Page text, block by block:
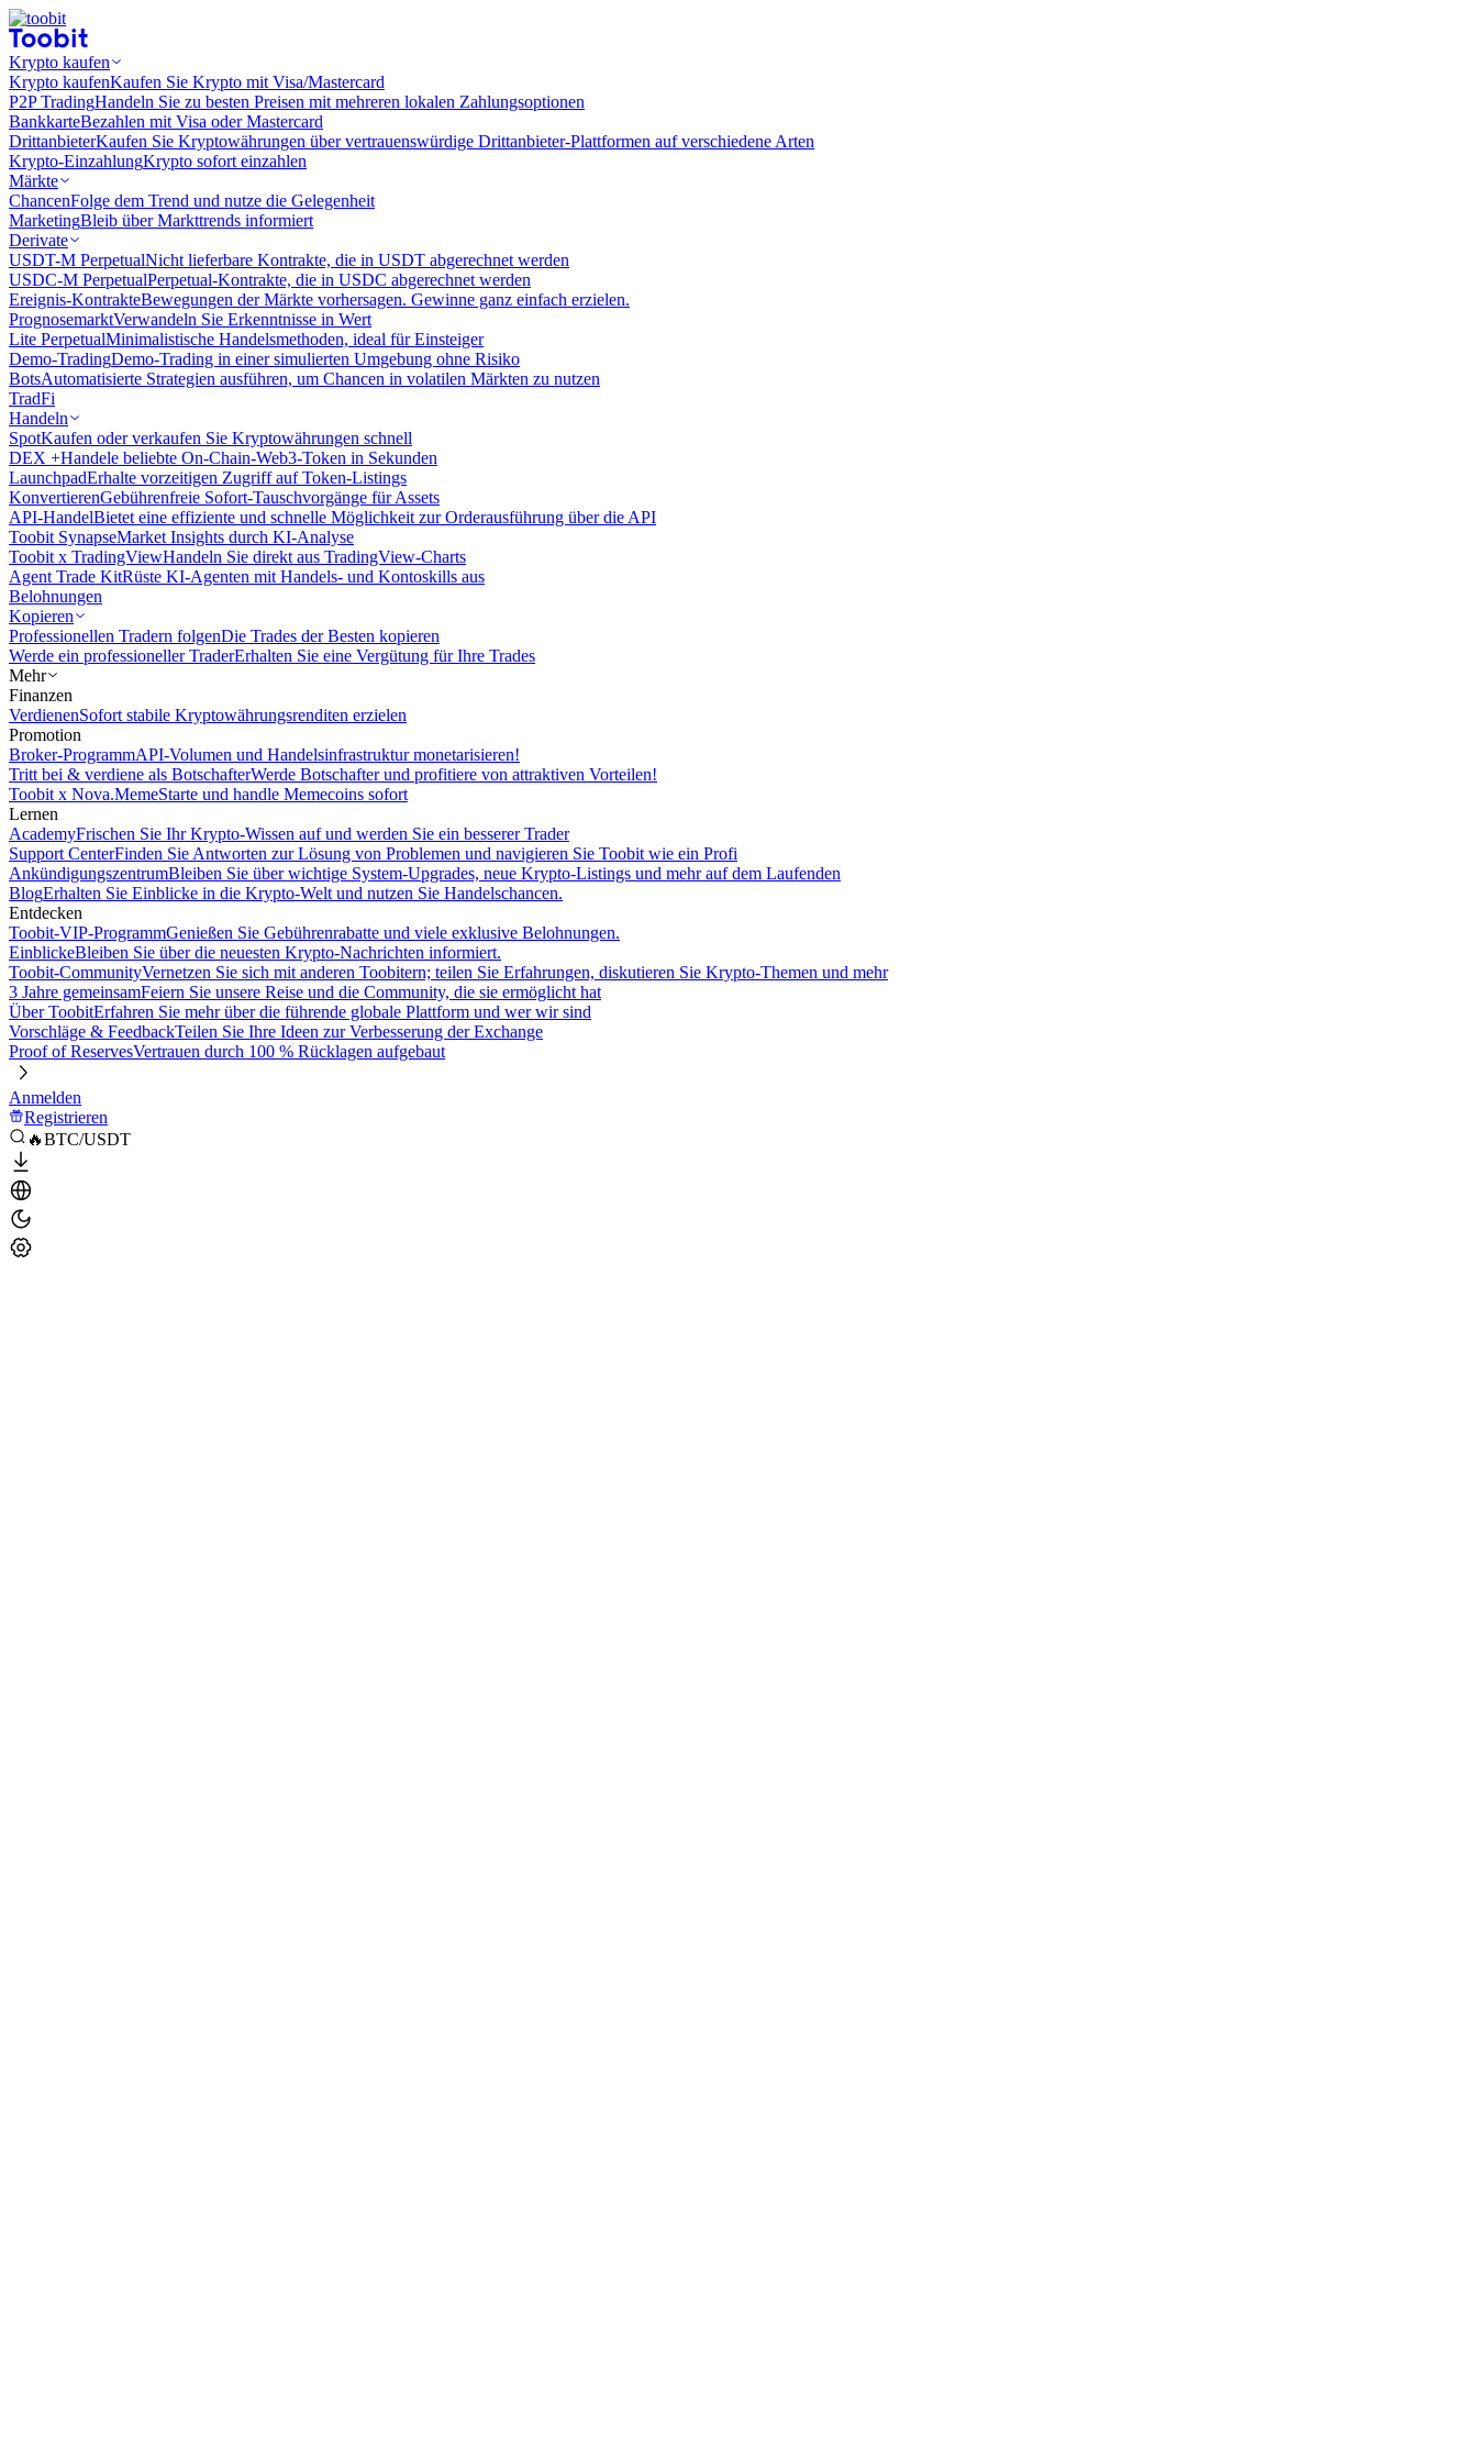
Krypto kaufen
Krypto kaufenKaufen Sie Krypto mit Visa/Mastercard
P2P TradingHandeln Sie zu besten Preisen mit mehreren lokalen Zahlungsoptionen
BankkarteBezahlen mit Visa oder Mastercard
DrittanbieterKaufen Sie Kryptowährungen über vertrauenswürdige Drittanbieter-Plattformen auf verschiedene Arten
Krypto-EinzahlungKrypto sofort einzahlen
Märkte
ChancenFolge dem Trend und nutze die Gelegenheit
MarketingBleib über Markttrends informiert
Derivate
USDT-M PerpetualNicht lieferbare Kontrakte, die in USDT abgerechnet werden
USDC-M PerpetualPerpetual-Kontrakte, die in USDC abgerechnet werden
Ereignis-KontrakteBewegungen der Märkte vorhersagen. Gewinne ganz einfach erzielen.
PrognosemarktVerwandeln Sie Erkenntnisse in Wert
Lite PerpetualMinimalistische Handelsmethoden, ideal für Einsteiger
Demo-TradingDemo-Trading in einer simulierten Umgebung ohne Risiko
BotsAutomatisierte Strategien ausführen, um Chancen in volatilen Märkten zu nutzen
TradFi
Handeln
SpotKaufen oder verkaufen Sie Kryptowährungen schnell
DEX +Handele beliebte On-Chain-Web3-Token in Sekunden
LaunchpadErhalte vorzeitigen Zugriff auf Token-Listings
KonvertierenGebührenfreie Sofort-Tauschvorgänge für Assets
API-HandelBietet eine effiziente und schnelle Möglichkeit zur Orderausführung über die API
Toobit SynapseMarket Insights durch KI-Analyse
Toobit x TradingViewHandeln Sie direkt aus TradingView-Charts
Agent Trade KitRüste KI-Agenten mit Handels- und Kontoskills aus
Belohnungen
Kopieren
Professionellen Tradern folgenDie Trades der Besten kopieren
Werde ein professioneller TraderErhalten Sie eine Vergütung für Ihre Trades
Mehr
Finanzen
VerdienenSofort stabile Kryptowährungsrenditen erzielen
Promotion
Broker-ProgrammAPI-Volumen und Handelsinfrastruktur monetarisieren!
Tritt bei & verdiene als BotschafterWerde Botschafter und profitiere von attraktiven Vorteilen!
Toobit x Nova.MemeStarte und handle Memecoins sofort
Lernen
AcademyFrischen Sie Ihr Krypto-Wissen auf und werden Sie ein besserer Trader
Support CenterFinden Sie Antworten zur Lösung von Problemen und navigieren Sie Toobit wie ein Profi
AnkündigungszentrumBleiben Sie über wichtige System-Upgrades, neue Krypto-Listings und mehr auf dem Laufenden
BlogErhalten Sie Einblicke in die Krypto-Welt und nutzen Sie Handelschancen.
Entdecken
Toobit-VIP-ProgrammGenießen Sie Gebührenrabatte und viele exklusive Belohnungen.
EinblickeBleiben Sie über die neuesten Krypto-Nachrichten informiert.
Toobit-CommunityVernetzen Sie sich mit anderen Toobitern; teilen Sie Erfahrungen, diskutieren Sie Krypto-Themen und mehr
3 Jahre gemeinsamFeiern Sie unsere Reise und die Community, die sie ermöglicht hat
Über ToobitErfahren Sie mehr über die führende globale Plattform und wer wir sind
Vorschläge & FeedbackTeilen Sie Ihre Ideen zur Verbesserung der Exchange
Proof of ReservesVertrauen durch 100 % Rücklagen aufgebaut
Anmelden
Registrieren
🔥BTC/USDT